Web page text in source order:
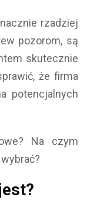
rzadziej
pozorom, są
skutecznie
że firma
potencjalnych
Na czym